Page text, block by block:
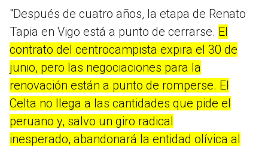
"Después de cuatro años, la etapa de Renato
Tapia en Vigo está a punto de cerrarse. El
contrato del centrocampista expira el 30 de
junio, pero las negociaciones para la
renovación están a punto de romperse. El
Celta no llega a las cantidades que pide el
peruano y, salvo un giro radical
inesperado, abandonará la entidad olívica al